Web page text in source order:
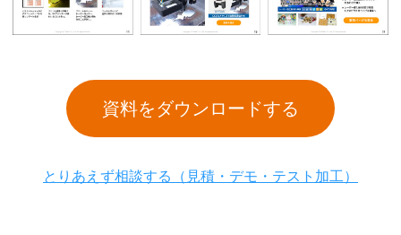
資料をダウンロードする
とりあえず相談する（見積・デモ・テスト加工）